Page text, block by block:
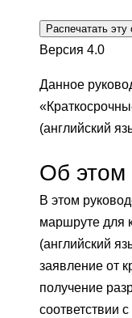
Распечатать эту
Версия 4.0
Данное
(английский
Об этом
В этом
маршруте для
(английский
заявление от
получение
соответствии с